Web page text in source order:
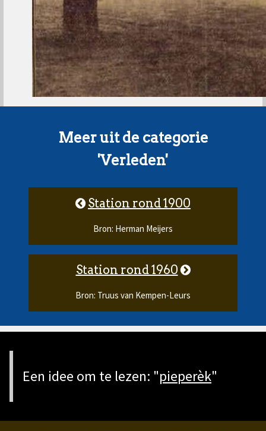
Meer uit de categorie
'Verleden'
Station rond 1900
Bron: Herman Meijers
Station rond 1960
Bron: Truus van Kempen-Leurs
Een idee om te lezen: "pieperèk"